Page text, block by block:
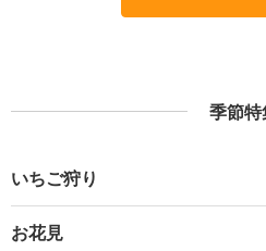
季節特
いちご狩り
お花見